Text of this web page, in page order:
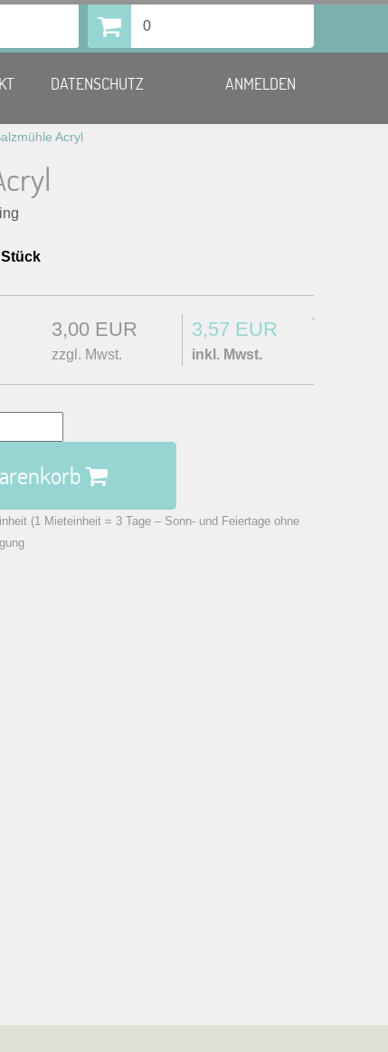
0
DATENSCHUTZ ANMELDEN
Acryl
Stück
3,00 EUR
zzgl. Mwst.
3,57 EUR *
inkl. Mwst.
(1 Mieteinheit = 3 Tage – Sonn- und Feiertage ohne